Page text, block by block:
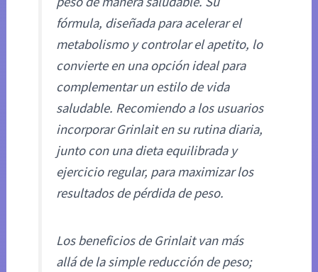
fórmula, diseñada para acelerar el
metabolismo y controlar el apetito, lo
convierte en una opción ideal para
complementar un estilo de vida
saludable. Recomiendo a los usuarios
incorporar Grinlait en su rutina diaria,
junto con una dieta equilibrada y
ejercicio regular, para maximizar los
resultados de pérdida de peso.
Los beneficios de Grinlait van más
allá de la simple reducción de peso;